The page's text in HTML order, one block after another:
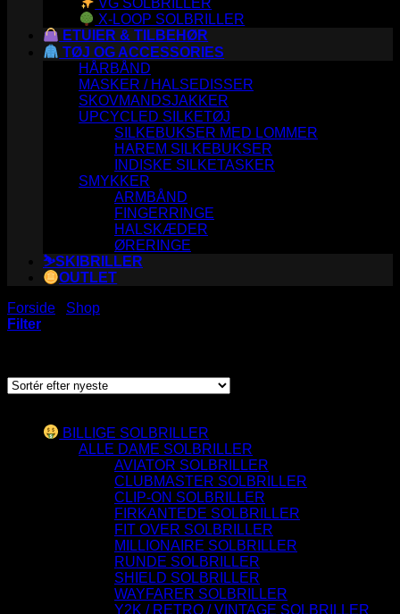
X-LOOP SOLBRILLER
ETUIER & TILBEHØR
TØJ OG ACCESSORIES
HÅRBÅND
MASKER / HALSEDISSER
SKOVMANDSJAKKER
UPCYCLED SILKETØJ
SILKEBUKSER MED LOMMER
HAREM SILKEBUKSER
INDISKE SILKETASKER
SMYKKER
ARMBÅND
FINGERRINGE
HALSKÆDER
ØRERINGE
⛷️SKIBRILLER
OUTLET
Forside
Shop
Filter
BILLIGE SOLBRILLER
ALLE DAME SOLBRILLER
AVIATOR SOLBRILLER
CLUBMASTER SOLBRILLER
CLIP-ON SOLBRILLER
FIRKANTEDE SOLBRILLER
FIT OVER SOLBRILLER
MILLIONAIRE SOLBRILLER
RUNDE SOLBRILLER
SHIELD SOLBRILLER
WAYFARER SOLBRILLER
Y2K / RETRO / VINTAGE SOLBRILLER